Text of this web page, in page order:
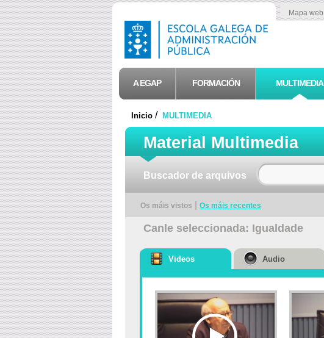
Mapa web
A EGAP FORMACIÓN MULTIMEDIA
Inicio / MULTIMEDIA
Buscador de arquivos
Material Multimedia
Os máis vistos Os máis recentes
Canle seleccionada: Igualdade
Videos Audio